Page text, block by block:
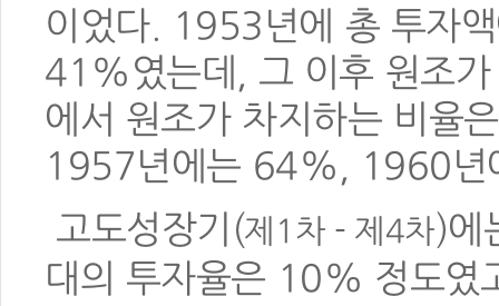
이었다. 1953년에 총 투자
41%였는데, 그 이후 원조가
에서 원조가 차지하는 비율
1957년에는 64%, 1960년
고도성장기(제1차 - 제4차)에
대의 투자율은 10% 정도였